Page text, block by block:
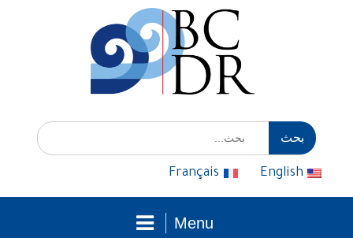
إبحث
عن:
English
Français
Menu